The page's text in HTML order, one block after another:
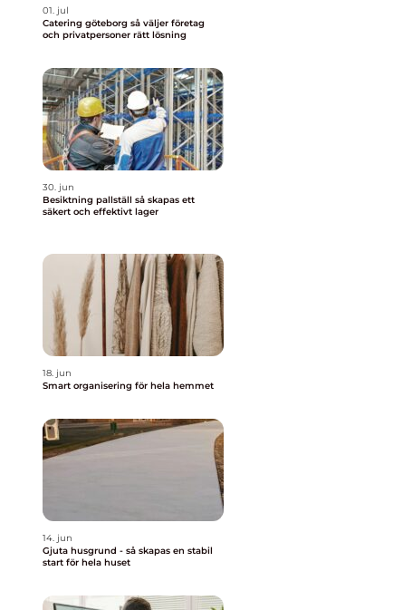
01. jul
Catering göteborg så väljer företag
och privatpersoner rätt lösning
30. jun
Besiktning pallställ så skapas ett
säkert och effektivt lager
18. jun
Smart organisering för hela hemmet
14. jun
Gjuta husgrund - så skapas en stabil
start för hela huset